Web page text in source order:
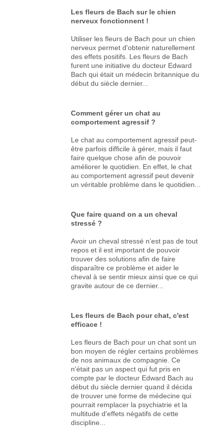
Les fleurs de Bach sur le chien
nerveux fonctionnent !
Utiliser les fleurs de Bach pour un chien
nerveux permet d'obtenir naturellement
des effets positifs. Les fleurs de Bach
furent une initiative du docteur Edward
Bach qui était un médecin britannique du
début du siècle dernier...
Comment gérer un chat au
comportement agressif ?
Le chat au comportement agressif peut-
être parfois difficile à gérer, mais il faut
faire quelque chose afin de pouvoir
améliorer le quotidien. En effet, le chat
au comportement agressif peut devenir
un véritable problème dans le quotidien...
Que faire quand on a un cheval
stressé ?
Avoir un cheval stressé n’est pas de tout
repos et il est important de pouvoir
trouver des solutions afin de faire
disparaître ce problème et aider le
cheval à se sentir mieux ainsi que ce qui
gravite autour de ce dernier...
Les fleurs de Bach pour chat, c'est
efficace !
Les fleurs de Bach pour un chat sont un
bon moyen de régler certains problèmes
de nos animaux de compagnie. Ce
n'était pas un aspect qui fut pris en
compte par le docteur Edward Bach au
début du siècle dernier quand il décida
de trouver une forme de médecine qui
pourrait remplacer la psychiatrie et la
multitude d'effets négatifs de cette
discipline...